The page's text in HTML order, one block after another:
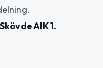
AIK 1.